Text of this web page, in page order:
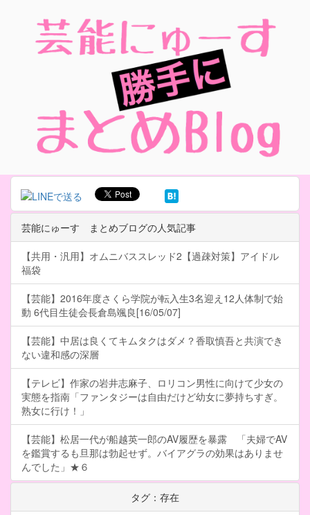
芸能にゅーす まとめブログの人気記事
【共用・汎用】オムニバススレッド2【過疎対策】アイドル
福袋
【芸能】2016年度さくら学院が転入生3名迎え12人体制で始
動 6代目生徒会長倉島颯良[16/05/07]
【芸能】中居は良くてキムタクはダメ？香取慎吾と共演でき
ない違和感の深層
【テレビ】作家の岩井志麻子、ロリコン男性に向けて少女の
実態を指南「ファンタジーは自由だけど幼女に夢持ちすぎ。
熟女に行け！」
【芸能】松居一代が船越英一郎のAV履歴を暴露 「夫婦でAV
を鑑賞するも旦那は勃起せず。バイアグラの効果はありませ
んでした」★６
タグ：存在